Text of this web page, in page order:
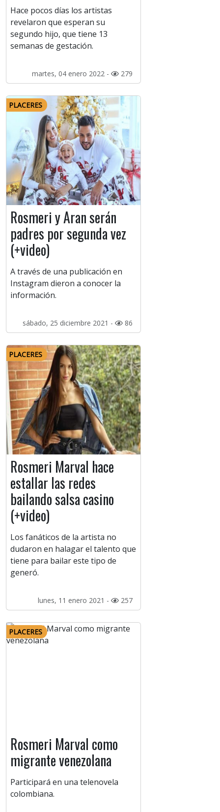
Hace pocos días los artistas
revelaron que esperan su
segundo hijo, que tiene 13
semanas de gestación.
martes, 04 enero 2022 - 279
PLACERES
Rosmeri y Aran serán
padres por segunda vez
(+video)
A través de una publicación en
Instagram dieron a conocer la
información.
sábado, 25 diciembre 2021 - 86
PLACERES
Rosmeri Marval hace
estallar las redes
bailando salsa casino
(+video)
Los fanáticos de la artista no
dudaron en halagar el talento que
tiene para bailar este tipo de
generó.
lunes, 11 enero 2021 - 257
PLACERES
Rosmeri Marval como
migrante venezolana
Participará en una telenovela
colombiana.